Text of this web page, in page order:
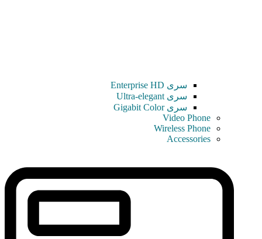
سری Enterprise HD
سری Ultra-elegant
سری Gigabit Color
Video Phone
Wireless Phone
Accessories